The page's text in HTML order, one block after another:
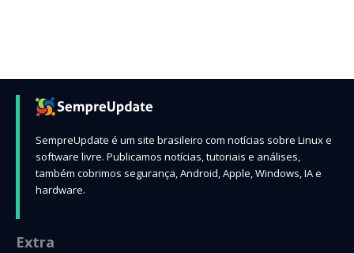
SempreUpdate é um site brasileiro com notícias sobre Linux e
software livre. Publicamos notícias, tutoriais e análises,
também cobrimos segurança, Android, Apple, Windows, IA e
hardware.
Extra